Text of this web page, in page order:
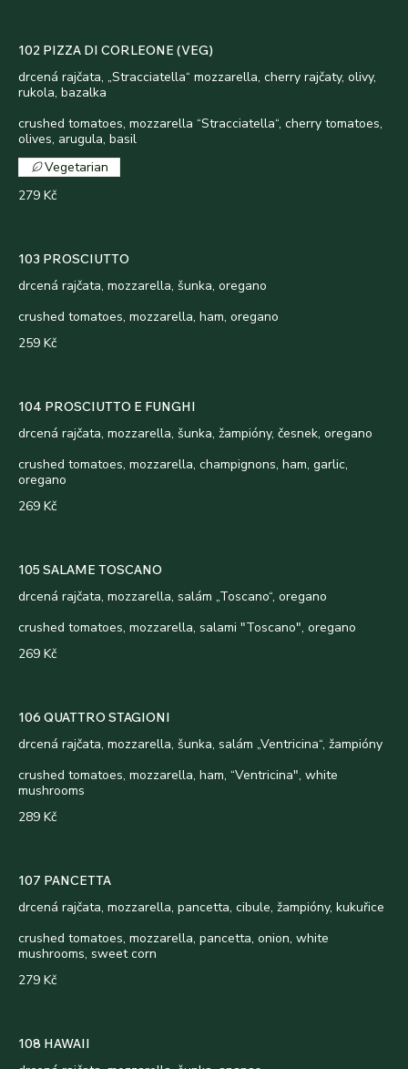
102 PIZZA DI CORLEONE (VEG)
drcená rajčata, „Stracciatella“ mozzarella, cherry rajčaty, olivy,
rukola, bazalka
crushed tomatoes, mozzarella “Stracciatella“, cherry tomatoes,
olives, arugula, basil
279 Kč
Vegetarian
103 PROSCIUTTO
drcená rajčata, mozzarella, šunka, oregano
crushed tomatoes, mozzarella, ham, oregano
259 Kč
104 PROSCIUTTO E FUNGHI
drcená rajčata, mozzarella, šunka, žampióny, česnek, oregano
crushed tomatoes, mozzarella, champignons, ham, garlic,
oregano
269 Kč
105 SALAME TOSCANO
drcená rajčata, mozzarella, salám „Toscano“, oregano
crushed tomatoes, mozzarella, salami "Toscano", oregano
269 Kč
106 QUATTRO STAGIONI
drcená rajčata, mozzarella, šunka, salám „Ventricina“, žampióny
crushed tomatoes, mozzarella, ham, “Ventricina", white
mushrooms
289 Kč
107 PANCETTA
drcená rajčata, mozzarella, pancetta, cibule, žampióny, kukuřice
crushed tomatoes, mozzarella, pancetta, onion, white
mushrooms, sweet corn
279 Kč
108 HAWAII